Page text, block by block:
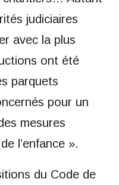
judiciaires
avec la plus
ont été
parquets
pour un
mesures
l’enfance ».
du Code de